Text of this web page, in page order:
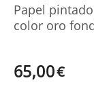
Papel
color oro
65,00€